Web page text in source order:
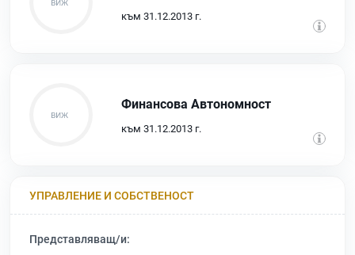
към 31.12.2013 г.
Финансова Автономност
към 31.12.2013 г.
УПРАВЛЕНИЕ И СОБСТВЕНОСТ
Представляващ/и: